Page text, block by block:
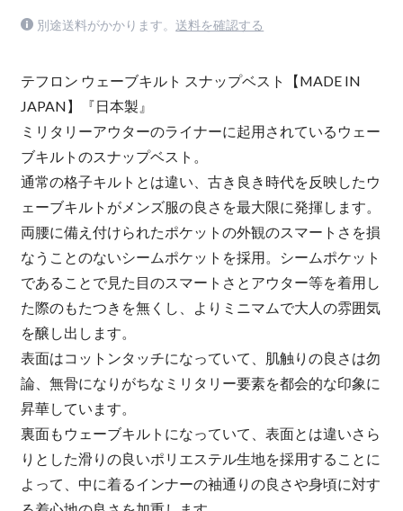
別途送料がかかります。 送料を確認する
テフロン ウェーブキルト スナップベスト【MADE IN
JAPAN】『日本製』
ミリタリーアウターのライナーに起用されているウェー
ブキルトのスナップベスト。
通常の格子キルトとは違い、古き良き時代を反映したウ
ェーブキルトがメンズ服の良さを最大限に発揮します。
両腰に備え付けられたポケットの外観のスマートさを損
なうことのないシームポケットを採用。シームポケット
であることで見た目のスマートさとアウター等を着用し
た際のもたつきを無くし、よりミニマムで大人の雰囲気
を醸し出します。
表面はコットンタッチになっていて、肌触りの良さは勿
論、無骨になりがちなミリタリー要素を都会的な印象に
昇華しています。
裏面もウェーブキルトになっていて、表面とは違いさら
りとした滑りの良いポリエステル生地を採用することに
よって、中に着るインナーの袖通りの良さや身頃に対す